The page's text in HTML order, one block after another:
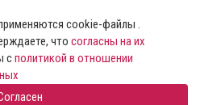
cookie-файлы .
что согласны на их
сполитикой в отношении